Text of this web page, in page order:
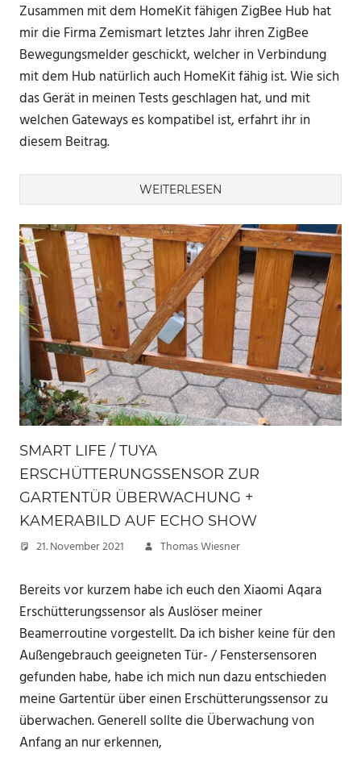
Zusammen mit dem HomeKit fähigen ZigBee Hub hat
mir die Firma Zemismart letztes Jahr ihren ZigBee
Bewegungsmelder geschickt, welcher in Verbindung
mit dem Hub natürlich auch HomeKit fähig ist. Wie sich
das Gerät in meinen Tests geschlagen hat, und mit
welchen Gateways es kompatibel ist, erfahrt ihr in
diesem Beitrag.
WEITERLESEN
SMART LIFE / TUYA
ERSCHÜTTERUNGSSENSOR ZUR
GARTENTÜR ÜBERWACHUNG +
KAMERABILD AUF ECHO SHOW
21. November 2021 Thomas Wiesner
Bereits vor kurzem habe ich euch den Xiaomi Aqara
Erschütterungssensor als Auslöser meiner
Beamerroutine vorgestellt. Da ich bisher keine für den
Außengebrauch geeigneten Tür- / Fenstersensoren
gefunden habe, habe ich mich nun dazu entschieden
meine Gartentür über einen Erschütterungssensor zu
überwachen. Generell sollte die Überwachung von
Anfang an nur erkennen,